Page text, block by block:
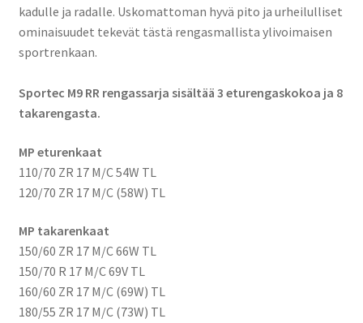
kadulle ja radalle. Uskomattoman hyvä pito ja urheilulliset
ominaisuudet tekevät tästä rengasmallista ylivoimaisen
sportrenkaan.
Sportec M9 RR rengassarja sisältää 3 eturengaskokoa ja 8
takarengasta.
MP eturenkaat
110/70 ZR 17 M/C 54W TL
120/70 ZR 17 M/C (58W) TL
MP takarenkaat
150/60 ZR 17 M/C 66W TL
150/70 R 17 M/C 69V TL
160/60 ZR 17 M/C (69W) TL
180/55 ZR 17 M/C (73W) TL